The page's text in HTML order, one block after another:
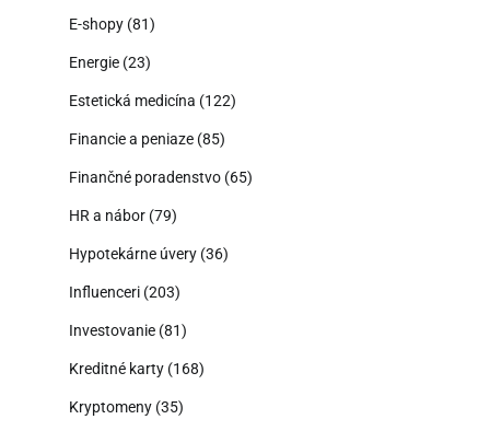
E-shopy (81)
Energie (23)
Estetická medicína (122)
Financie a peniaze (85)
Finančné poradenstvo (65)
HR a nábor (79)
Hypotekárne úvery (36)
Influenceri (203)
Investovanie (81)
Kreditné karty (168)
Kryptomeny (35)